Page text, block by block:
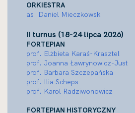
ORKIESTRA
as. Daniel Mieczkowski
II turnus (18-24 lipca 2026)
FORTEPIAN
prof. Elżbieta Karaś-Krasztel
prof. Joanna Ławrynowicz-Just
prof. Barbara Szczepańska
prof. Ilia Scheps
prof. Karol Radziwonowicz
FORTEPIAN HISTORYCZNY